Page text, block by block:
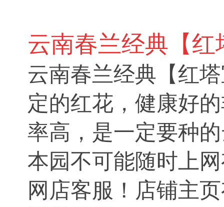
云南春兰经典【红
云南春兰经典【红
定的红花，健康好
率高，是一定要种
本园不可能随时上
网店客服！店铺主